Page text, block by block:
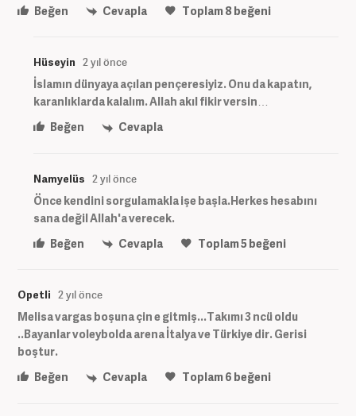
Beğen
Cevapla Toplam8beğeni
Hüseyin 2 yıl önce
İslamın dünyaya açılan pençeresiyiz. Onu da kapatın,
karanlıklarda kalalım. Allah akıl fikir versin…
Beğen
Cevapla
Namyelüs 2 yıl önce
Önce kendini sorgulamakla işe başla.Herkes hesabını
sana değil Allah'a verecek.
Beğen
Cevapla Toplam5beğeni
Opetli 2 yıl önce
Melisa vargas boşuna çin e gitmiş...Takımı 3 ncü oldu
..Bayanlar voleybolda arena İtalya ve Türkiye dir. Gerisi
boştur.
Beğen
Cevapla Toplam6 beğeni